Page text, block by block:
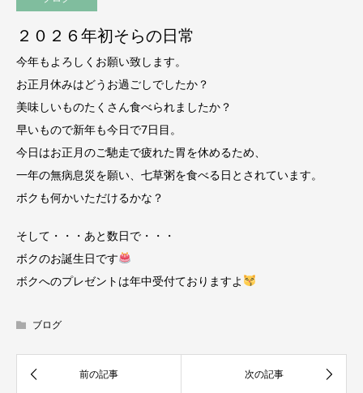
２０２６年初そらの日常
今年もよろしくお願い致します。
お正月休みはどうお過ごしでしたか？
美味しいものたくさん食べられましたか？
早いもので新年も今日で7日目。
今日はお正月のご馳走で疲れた胃を休めるため、
一年の無病息災を願い、七草粥を食べる日とされています。
ボクも何かいただけるかな？
そして・・・あと数日で・・・
ボクのお誕生日です
ボクへのプレゼントは年中受付ておりますよ
ブログ